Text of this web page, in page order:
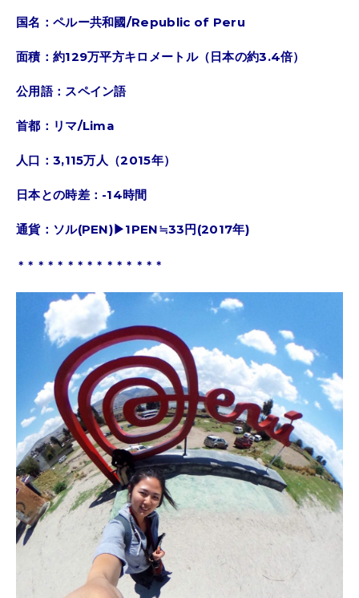
国名：ペルー共和國/Republic of Peru
面積：約129万平方キロメートル（日本の約3.4倍）
公用語：スペイン語
首都：リマ/Lima
人口：3,115万人（2015年）
日本との時差：-14時間
通貨：ソル(PEN)▶︎1PEN≒33円(2017年)
＊＊＊＊＊＊＊＊＊＊＊＊＊＊＊